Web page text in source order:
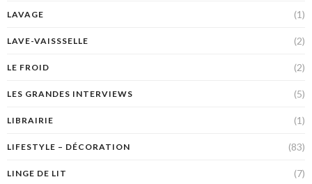
LAVAGE (1)
LAVE-VAISSSELLE (2)
LE FROID (2)
LES GRANDES INTERVIEWS (5)
LIBRAIRIE (1)
LIFESTYLE – DÉCORATION (83)
LINGE DE LIT (7)